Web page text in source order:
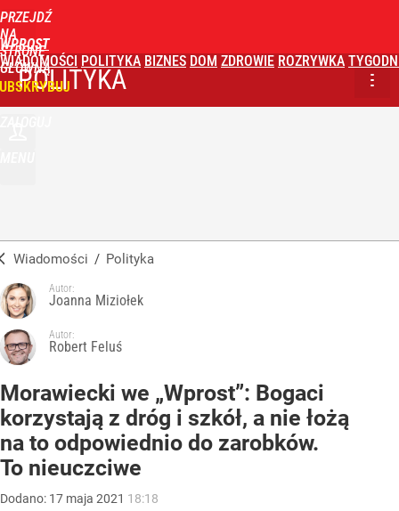
PRZEJDŹ
NA
STRONĘ
GŁÓWNĄ
WPROST
WIADOMOŚCI POLITYKA BIZNES DOM ZDROWIE ROZRYWKA
POLITYKA
Wiadomości / Polityka
Autor:
Joanna Miziołek
Autor:
Robert Feluś
Morawiecki we „Wprost”: Bogaci
korzystają z dróg i szkół, a nie łożą
na to odpowiednio do zarobków.
To nieuczciwe
Dodano: 17 maja 2021 18:18